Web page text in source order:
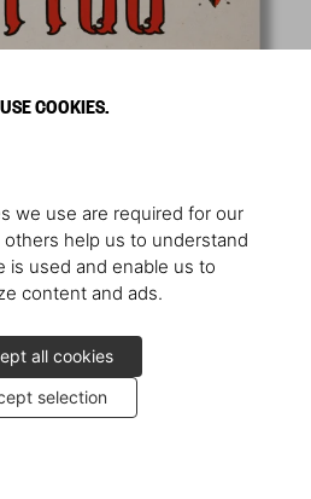
COOKIES.
we use are required for our
help us to understand
is used and enable us to
content and ads.
all cookies
selection